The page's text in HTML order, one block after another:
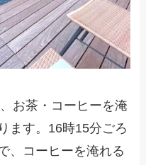
お茶・コーヒーを淹
ます。16時15分ごろ
、コーヒーを淹れる